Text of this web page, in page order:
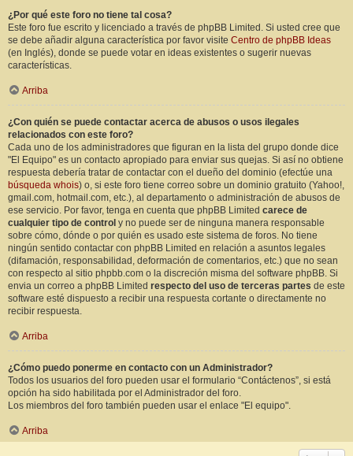
¿Por qué este foro no tiene tal cosa?
Este foro fue escrito y licenciado a través de phpBB Limited. Si usted cree que
se debe añadir alguna característica por favor visite Centro de phpBB Ideas
(en Inglés), donde se puede votar en ideas existentes o sugerir nuevas
características.
Arriba
¿Con quién se puede contactar acerca de abusos o usos ilegales
relacionados con este foro?
Cada uno de los administradores que figuran en la lista del grupo donde dice
"El Equipo" es un contacto apropiado para enviar sus quejas. Si así no obtiene
respuesta debería tratar de contactar con el dueño del dominio (efectúe una
búsqueda whois) o, si este foro tiene correo sobre un dominio gratuito (Yahoo!,
gmail.com, hotmail.com, etc.), al departamento o administración de abusos de
ese servicio. Por favor, tenga en cuenta que phpBB Limited carece de
cualquier tipo de control y no puede ser de ninguna manera responsable
sobre cómo, dónde o por quién es usado este sistema de foros. No tiene
ningún sentido contactar con phpBB Limited en relación a asuntos legales
(difamación, responsabilidad, deformación de comentarios, etc.) que no sean
con respecto al sitio phpbb.com o la discreción misma del software phpBB. Si
envia un correo a phpBB Limited respecto del uso de terceras partes de este
software esté dispuesto a recibir una respuesta cortante o directamente no
recibir respuesta.
Arriba
¿Cómo puedo ponerme en contacto con un Administrador?
Todos los usuarios del foro pueden usar el formulario “Contáctenos”, si está
opción ha sido habilitada por el Administrador del foro.
Los miembros del foro también pueden usar el enlace "El equipo".
Arriba